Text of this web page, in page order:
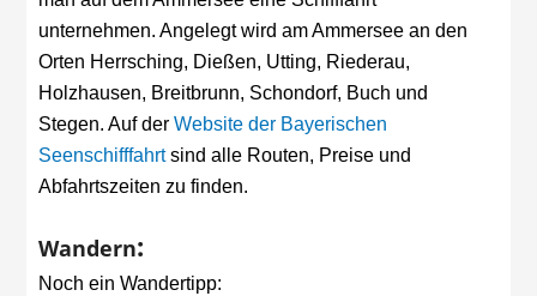
unternehmen. Angelegt wird am Ammersee an den
Orten Herrsching, Dießen, Utting, Riederau,
Holzhausen, Breitbrunn, Schondorf, Buch und
Stegen. Auf derWebsite der Bayerischen
Seenschifffahrtsind alle Routen, Preise und
Abfahrtszeiten zu finden.
Wandern:
Noch ein Wandertipp: